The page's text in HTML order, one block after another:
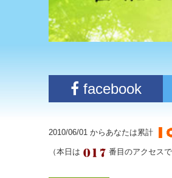
facebook
2010/06/01 からあなたは累計
（本日は 番目のアクセス